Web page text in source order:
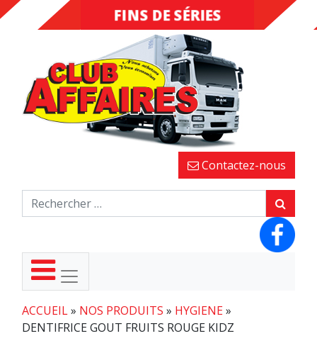
DESTOCKAGE
FINS DE SÉRIES
Contactez-nous
ACCUEIL» NOS PRODUITS » HYGIENE»
DENTIFRICE GOUT FRUITS ROUGE KIDZ